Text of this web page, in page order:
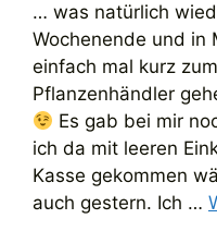
… was natürlich
Wochenende und in
einfach mal kurz
Pflanzenhändler
Es gab bei mir
ich da mit leeren
Kasse gekommen
auch gestern. Ich …